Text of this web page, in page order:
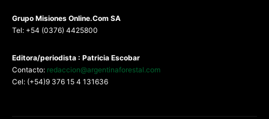
Grupo Misiones Online.Com SA
Tel: +54 (0376) 4425800
Editora/periodista : Patricia Escobar
Contacto: redaccion@argentinaforestal.com
Cel: (+54)9 376 15 4 131636